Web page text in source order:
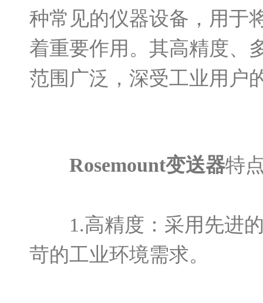
种常见的仪器设备，用于
着重要作用。其高精度、
范围广泛，深受工业用户
Rosemount变送器特
1.高精度：采用先进的
苛的工业环境需求。